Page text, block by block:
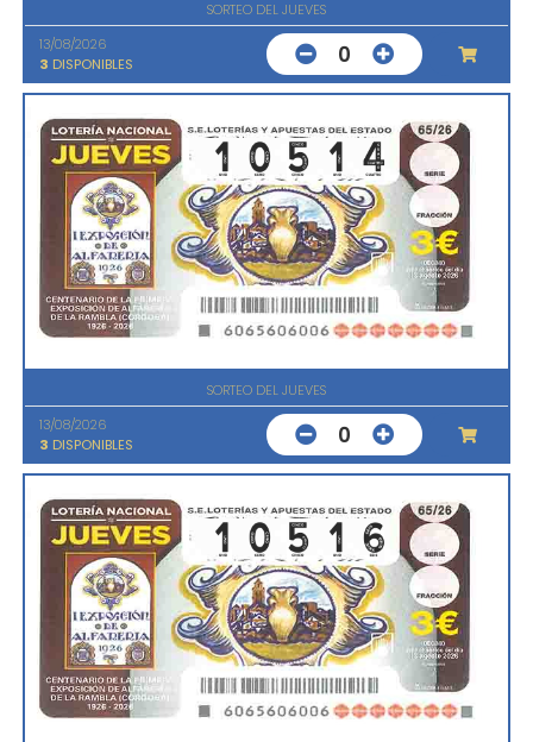
SORTEO DEL JUEVES
13/08/2026
3 DISPONIBLES 0
SORTEO DEL JUEVES
13/08/2026
3 DISPONIBLES 0